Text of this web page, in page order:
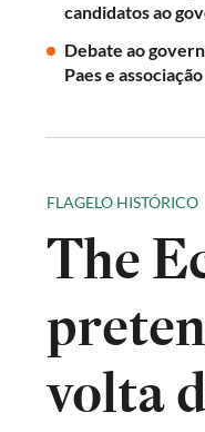
candidatos ao
Debate ao
Paes e
FLAGELO HISTÓRICO
The
volta